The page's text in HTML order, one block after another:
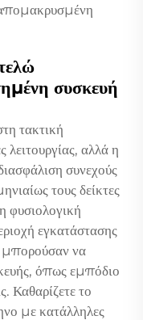
συσκευή
τακτική
αλλά η
συνεχούς
τους δείκτες
φυσιολογική
εγκατάστασης
μπορούσαν να
όπως εμπόδιο
Καθαρίζετε το
με κατάλληλες